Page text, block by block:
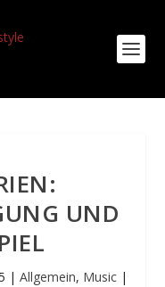
UND
| Allgemein, Music|